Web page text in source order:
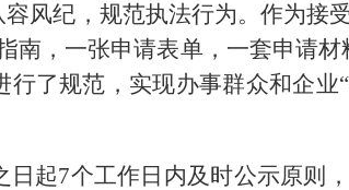
风纪，规范执法行为。作为接
，一张申请表单，一套申请材
了规范， 实现办事群众和企业
起7个工作日内及时公示原则